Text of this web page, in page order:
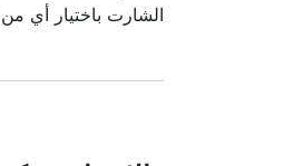
الشارت باختيار أي من
عن طريق تحريك